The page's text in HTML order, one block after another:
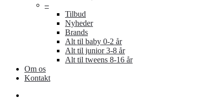
–
Tilbud
Nyheder
Brands
Alt til baby 0-2 år
Alt til junior 3-8 år
Alt til tweens 8-16 år
Om os
Kontakt